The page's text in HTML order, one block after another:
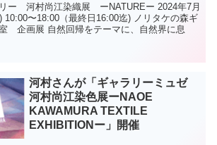
リー 河村尚江染織展 ーNATUREー 2024年7月
10:00〜18:00（最終日16:00迄) ノリタケの森ギ
企画展 自然回帰をテーマに、自然界に息
河村さんが「ギャラリーミュゼ
河村尚江染色展ーNAOE
KAWAMURA TEXTILE
EXHIBITIONー」開催